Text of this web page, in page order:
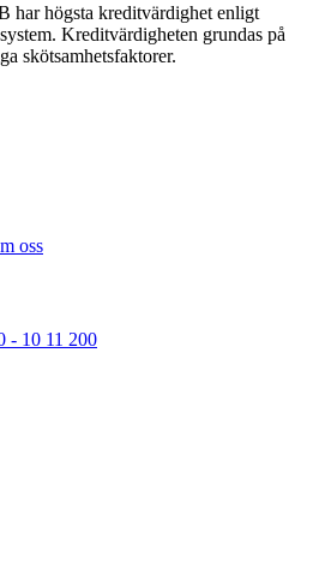
har högsta kreditvärdighet enligt
Kreditvärdigheten grundas på
skötsamhetsfaktorer.
oss
- 10 11 200